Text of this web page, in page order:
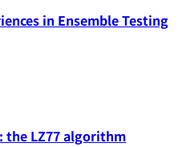
in Ensemble Testing
the LZ77 algorithm